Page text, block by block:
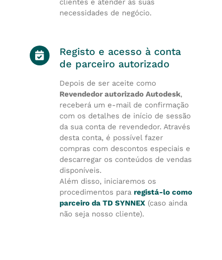
clientes e atender às suas
necessidades de negócio.
Registo e acesso à conta
de parceiro autorizado
Depois de ser aceite como
Revendedor autorizado Autodesk,
receberá um e-mail de confirmação
com os detalhes de início de sessão
da sua conta de revendedor. Através
desta conta, é possível fazer
compras com descontos especiais e
descarregar os conteúdos de vendas
disponíveis.
Além disso, iniciaremos os
procedimentos para registá-lo como
parceiro da TD SYNNEX (caso ainda
não seja nosso cliente).